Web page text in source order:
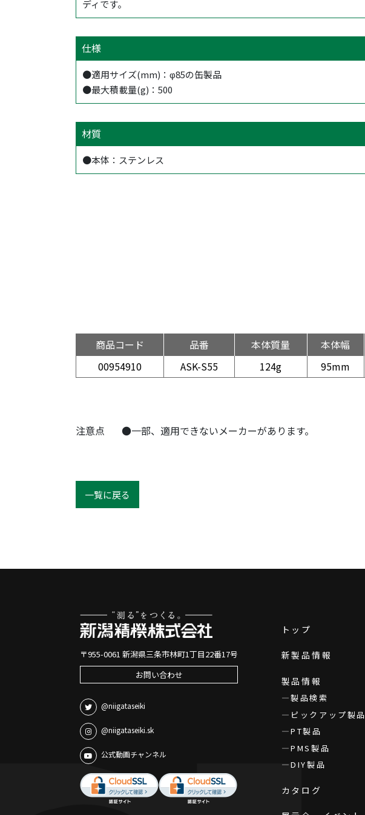
ディです。
仕様
●適用サイズ(mm)：φ85の缶製品
●最大積載量(g)：500
材質
●本体：ステンレス
商品コード 品番 本体質量 本体幅
00954910
ASK-S55 124g 95mm
注意点 ●一部、適用できないメーカーがあります。
一覧に戻る
〒955-0061 新潟県三条市林町1丁目22番17号
お問い合わせ
@niigataseiki
@niigataseiki.sk
公式動画チャンネル
トップ
新製品情報
製品情報
製品検索
ピックアップ製品
PT製品
PMS製品
DIY製品
カタログ